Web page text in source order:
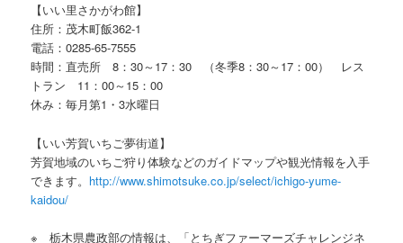
【いい里さかがわ館】
住所：茂木町飯362-1
電話：0285-65-7555
時間：直売所 8：30～17：30 （冬季8：30～17：00） レス
トラン 11：00～15：00
休み：毎月第1・3水曜日
【いい芳賀いちご夢街道】
芳賀地域のいちご狩り体験などのガイドマップや観光情報を入手
できます。 http://www.shimotsuke.co.jp/select/ichigo-yume-
kaidou/
※ 栃木県農政部の情報は、「とちぎファーマーズチャレンジネ